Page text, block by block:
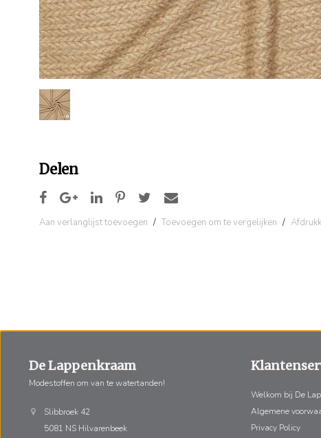
Delen
Aan verlanglijst toevoegen / Toevoegen om te vergelijken /
De Lappenkraam
Modestoffen om van te watertanden!
Slibbroek 42
5081 NS Hilvarenbeek
Welkom bij De
Algemene
Privacy Policy